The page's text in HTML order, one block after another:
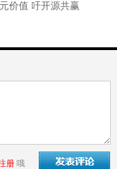
价值 吁开源共赢
册 哦